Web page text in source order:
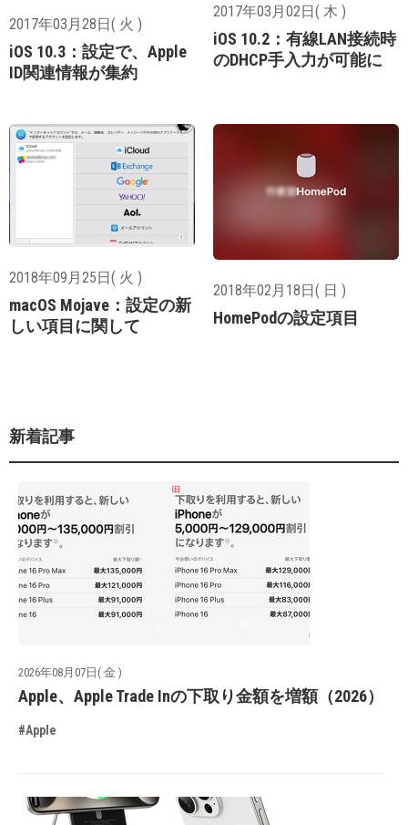
2017年03月28日( 火 )
iOS 10.3：設定で、Apple
ID関連情報が集約
2017年03月02日( 木 )
iOS 10.2：有線LAN接続時
のDHCP手入力が可能に
2018年09月25日( 火 )
macOS Mojave：設定の新
しい項目に関して
2018年02月18日( 日 )
HomePodの設定項目
新着記事
2026年08月07日( 金 )
Apple、Apple Trade Inの下取り金額を増額（2026）
#Apple